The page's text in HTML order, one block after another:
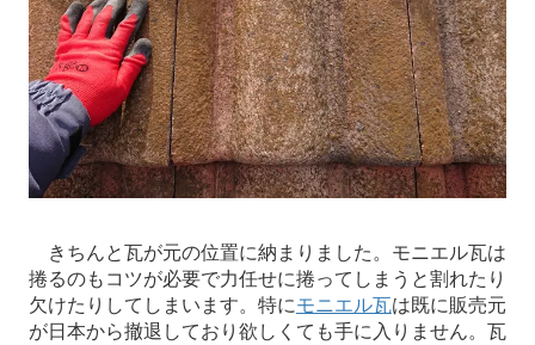
きちんと瓦が元の位置に納まりました。モニエル瓦は
捲るのもコツが必要で力任せに捲ってしまうと割れたり
欠けたりしてしまいます。特にモニエル瓦は既に販売元
が日本から撤退しており欲しくても手に入りません。瓦